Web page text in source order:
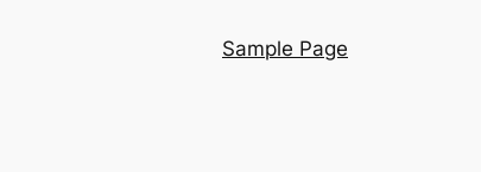
Sample Page